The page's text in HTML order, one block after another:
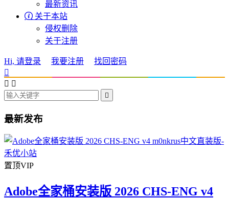
最新资讯
 关于本站
侵权删除
关于注册
Hi, 请登录 我要注册
找回密码

 

最新发布
置顶VIP
Adobe全家桶安装版 2026 CHS-ENG v4